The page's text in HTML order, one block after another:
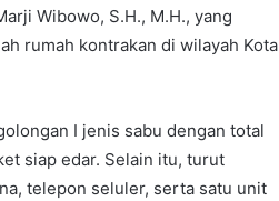
Wibowo, S.H., M.H., yang
rumah kontrakan di wilayah Kota
I jenis sabu dengan total
siap edar. Selain itu, turut
telepon seluler, serta satu unit